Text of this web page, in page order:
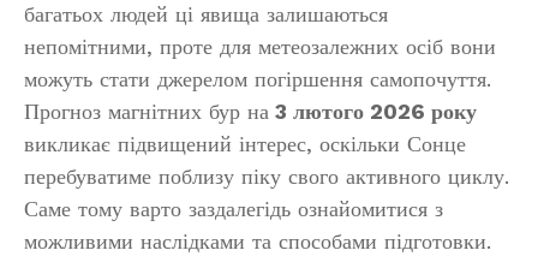
багатьох людей ці явища залишаються
непомітними, проте для метеозалежних осіб вони
можуть стати джерелом погіршення самопочуття.
Прогноз магнітних бур на 3 лютого 2026 року
викликає підвищений інтерес, оскільки Сонце
перебуватиме поблизу піку свого активного циклу.
Саме тому варто заздалегідь ознайомитися з
можливими наслідками та способами підготовки.